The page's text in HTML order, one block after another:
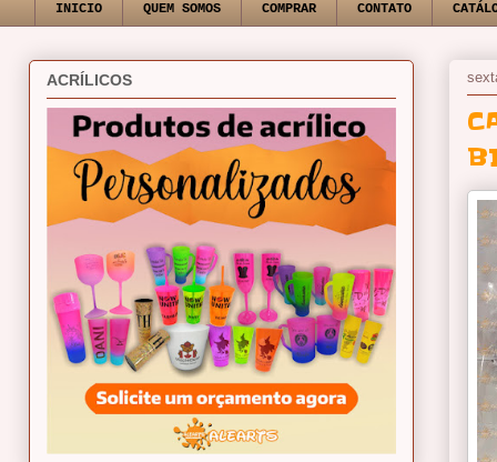
INICIO QUEM SOMOS COMPRAR CONTATO
ACRÍLICOS